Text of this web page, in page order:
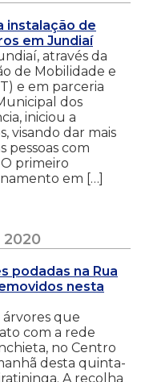
instalação de
em Jundiaí
através da
de Mobilidade e
e em parceria
dos
iniciou a
visando dar mais
pessoas com
primeiro
em […]
2020
podadas na Rua
nesta
que
com a rede
no Centro
desta quinta-
A recolha